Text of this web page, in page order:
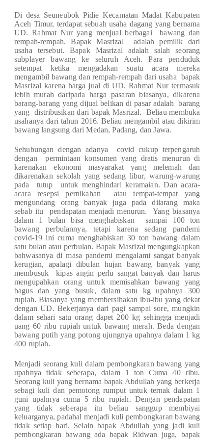
Di desa Seuneubok Pidie Kecamatan Madat Kabupaten
Aceh Timur, terdapat sebuah usaha dagang yang bernama
UD. Rahmat Nur yang menjual berbagai bawang dan
rempah-rempah. Bapak Masrizal adalah pemilik dari
usaha tersebut. Bapak Masrizal adalah salah seorang
subplayer bawang ke seluruh Aceh. Para penduduk
setempat ketika mengadakan suatu acara mereka
mengambil bawang dan rempah-rempah dari usaha bapak
Masrizal karena harga jual di UD. Rahmat Nur termasuk
lebih murah daripada harga pasaran biasanya, dikarena
barang-barang yang dijual belikan di pasar adalah barang
yang distribusikan dari bapak Masrizal. Beliau membuka
usahanya dari tahun 2016. Beliau mengambil atau dikirim
bawang langsung dari Medan, Padang, dan Jawa.
Sehubungan dengan adanya covid cukup terpengaruh
dengan permintaan konsumen yang dratis menurun di
karenakan ekonomi masyarakat yang melemah dan
dikarenakan sekolah yang sedang libur, warung-warung
pada tutup untuk menghindari keramaian. Dan acara-
acara resepsi pernikahan atau tempat-tempat yang
mengundang orang banyak juga pada dilarang maka
sebab itu pendapatan menjadi menurun. Yang biasanya
dalam 1 bulan bisa menghabiskan sampai 100 ton
bawang perbulannya, tetapi karena sedang pandemi
covid-19 ini cuma menghabiskan 30 ton bawang dalam
satu bulan atau perbulan. Bapak Masrizal mengungkapkan
bahwasanya di masa pandemi mengalami sangat banyak
kerugian, apalagi dibulan hujan bawang banyak yang
membusuk kipas angin perlu sangat banyak dan harus
mengupahkan orang untuk memisahkan bawang yang
bagus dan yang busuk, dalam satu kg upahnya 300
rupiah. Biasanya yang membersihakan ibu-ibu yang dekat
dengan UD. Bekerjanya dari pagi sampai sore, mungkin
dalam sehari satu orang dapet 200 kg sehingga menjadi
uang 60 ribu rupiah untuk bawang merah. Beda dengan
bawang putih yang potong ujungnya upahnya dalam 1 kg
400 rupiah.
Menjadi seorang kuli dalam pembongkaran bawang yang
upahnya tidak seberapa, dalam 1 ton Cuma 40 ribu.
Seorang kuli yang bernama bapak Abdullah yang berkerja
sebagi kuli dan pemotong rumput untuk ternak dalam 1
guni upahnya cuma 5 ribu rupiah. Dengan pendapatan
yang tidak seberapa itu beliau sanggup membiyai
keluarganya, padahal menjadi kuli pembongkaran bawang
tidak setiap hari. Selain bapak Abdullah yang jadi kuli
pembongkaran bawang ada bapak Ridwan juga, bapak